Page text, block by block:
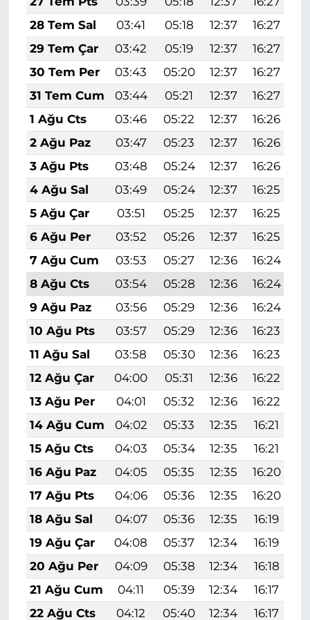
28 Tem Sal
03:41 05:18 12:37 16:27
29 Tem Çar
03:42 05:19 12:37 16:27
30 Tem Per
03:43 05:20 12:37 16:27
31 Tem Cum
03:44 05:21 12:37 16:27
1 Ağu Cts
03:46 05:22 12:37 16:26
2 Ağu Paz
03:47 05:23 12:37 16:26
3 Ağu Pts
03:48 05:24 12:37 16:26
4 Ağu Sal
03:49 05:24 12:37 16:25
5 Ağu Çar
03:51 05:25 12:37 16:25
6 Ağu Per
03:52 05:26 12:37 16:25
7 Ağu Cum
03:53 05:27 12:36 16:24
8 Ağu Cts
03:54 05:28 12:36 16:24
9 Ağu Paz
03:56 05:29 12:36 16:24
10 Ağu Pts
03:57 05:29 12:36 16:23
11 Ağu Sal
03:58 05:30 12:36 16:23
12 Ağu Çar
04:00 05:31 12:36 16:22
13 Ağu Per
04:01 05:32 12:36 16:22
14 Ağu Cum
04:02 05:33 12:35 16:21
15 Ağu Cts
04:03 05:34 12:35 16:21
16 Ağu Paz
04:05 05:35 12:35 16:20
17 Ağu Pts
04:06 05:36 12:35 16:20
18 Ağu Sal
04:07 05:36 12:35 16:19
19 Ağu Çar
04:08 05:37 12:34 16:19
20 Ağu Per
04:09 05:38 12:34 16:18
21 Ağu Cum
04:11 05:39 12:34 16:17
22 Ağu Cts
04:12 05:40 12:34 16:17